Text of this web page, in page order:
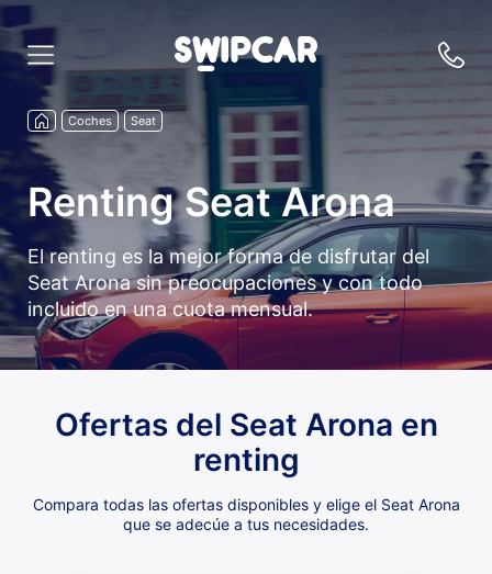
Coches Seat
Renting Seat Arona
El renting es la mejor forma de disfrutar del
Seat Arona sin preocupaciones y con todo
incluido en una cuota mensual.
Ofertas del Seat Arona en
renting
Compara todas las ofertas disponibles y elige el Seat Arona
que se adecúe a tus necesidades.